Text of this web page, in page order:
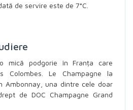
de servire este de 7°C.
mică podgorie în Franța care
Colombes. Le Champagne la
Ambonnay, una dintre cele doar
de DOC Champagne Grand